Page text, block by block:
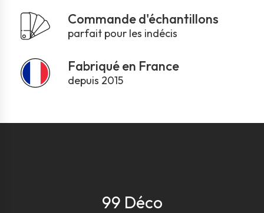
Commande d'échantillons
parfait pour les indécis
Fabriqué en France
depuis 2015
99 Déco